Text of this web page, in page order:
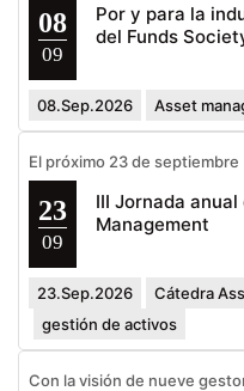
08
09
Por y para la
del Funds
08.Sep.2026 Asset
El próximo 23 de septiembre
23
09
III Jornada
Management
23.Sep.2026
Cátedra
gestión de activos
Con la visión de nueve